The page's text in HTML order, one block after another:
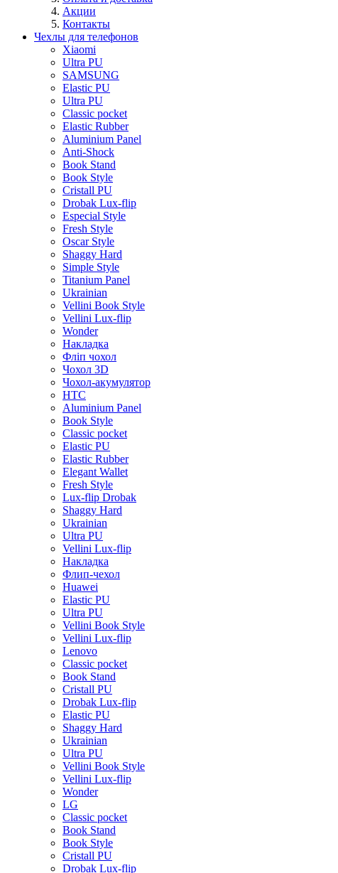
Акции
Контакты
Чехлы для телефонов
Xiaomi
Ultra PU
SAMSUNG
Elastic PU
Ultra PU
Classic pocket
Elastic Rubber
Aluminium Panel
Anti-Shock
Book Stand
Book Style
Cristall PU
Drobak Lux-flip
Especial Style
Fresh Style
Oscar Style
Shaggy Hard
Simple Style
Titanium Panel
Ukrainian
Vellini Book Style
Vellini Lux-flip
Wonder
Накладка
Фліп чохол
Чохол 3D
Чохол-акумулятор
HTC
Aluminium Panel
Book Style
Classic pocket
Elastic PU
Elastic Rubber
Elegant Wallet
Fresh Style
Lux-flip Drobak
Shaggy Hard
Ukrainian
Ultra PU
Vellini Lux-flip
Накладка
Флип-чехол
Huawei
Elastic PU
Ultra PU
Vellini Book Style
Vellini Lux-flip
Lenovo
Classic pocket
Book Stand
Cristall PU
Drobak Lux-flip
Elastic PU
Shaggy Hard
Ukrainian
Ultra PU
Vellini Book Style
Vellini Lux-flip
Wonder
LG
Classic pocket
Book Stand
Book Style
Cristall PU
Drobak Lux-flip